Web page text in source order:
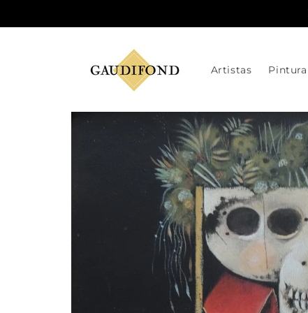
al contenido
Artistas Pintura
directamente
a la
información
del producto